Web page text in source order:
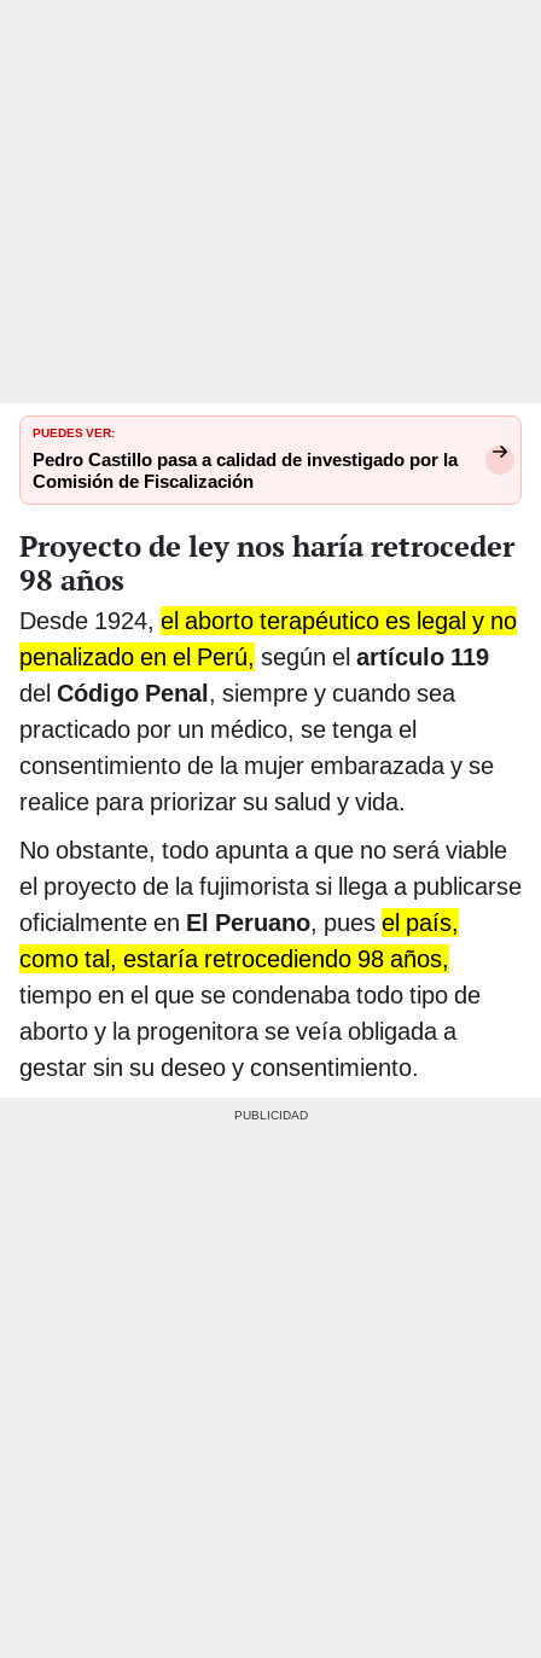
PUEDES VER:
Pedro Castillo pasa a calidad de investigado por la
Comisión de Fiscalización
Proyecto de ley nos haría retroceder
98 años
Desde 1924, el aborto terapéutico es legal y no
penalizado en el Perú, según el artículo 119
del Código Penal, siempre y cuando sea
practicado por un médico, se tenga el
consentimiento de la mujer embarazada y se
realice para priorizar su salud y vida.
No obstante, todo apunta a que no será viable
el proyecto de la fujimorista si llega a publicarse
oficialmente en El Peruano, pues el país,
como tal, estaría retrocediendo 98 años,
tiempo en el que se condenaba todo tipo de
aborto y la progenitora se veía obligada a
gestar sin su deseo y consentimiento.